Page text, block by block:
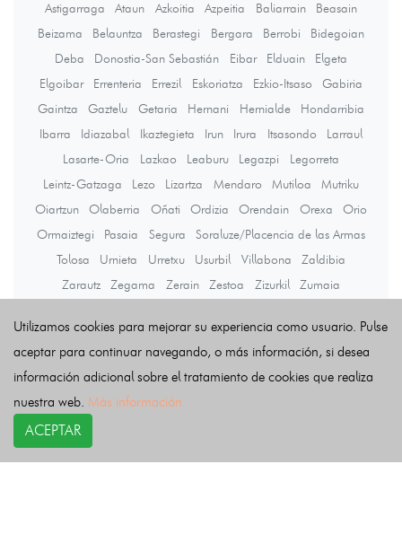
Astigarraga
Ataun Azkoitia Azpeitia Baliarrain
Beasain
Beizama
Belauntza Berastegi Bergara Berrobi
Bidegoian
Deba
Donostia-San Sebastián Eibar Elduain
Elgeta
Elgoibar
Errenteria Errezil Eskoriatza Ezkio-Itsaso
Gabiria
Gaintza
Gaztelu Getaria Hernani Hernialde
Hondarribia
Ibarra
Idiazabal Ikaztegieta Irun Irura Itsasondo
Larraul
Lasarte-Oria
Lazkao Leaburu Legazpi
Legorreta
Leintz-Gatzaga
Lezo Lizartza Mendaro Mutiloa
Mutriku
Oiartzun
Olaberria Oñati Ordizia Orendain Orexa
Orio
Ormaiztegi
Pasaia Segura
Soraluze/Placencia de las Armas
Tolosa
Urnieta Urretxu Usurbil Villabona
Zaldibia
Zarautz
Zegama Zerain Zestoa Zizurkil
Zumaia
Últimas noticias
Utilizamos cookies para mejorar su experiencia como usuario. Pulse
aceptar para continuar navegando, o más información, si desea
información adicional sobre el tratamiento de cookies que realiza
nuestra web. Más información
ACEPTAR